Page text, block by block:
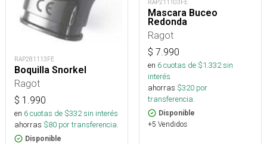
RAP281113FE
Boquilla Snorkel
Ragot
$ 1.990
en 6cuotas de $332sin interés
ahorras $80 por transferencia.
Disponible
RAP211103FE
Mascara Buceo
Redonda
Ragot
$ 7.990
en 6cuotas de $1.332sin
interés
ahorras $320 por
transferencia.
Disponible
+5 Vendidos